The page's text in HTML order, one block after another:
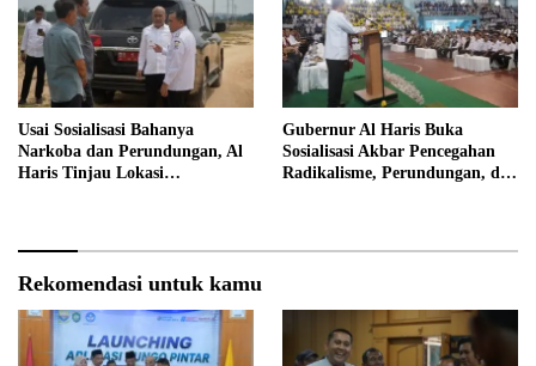
Usai Sosialisasi Bahanya
Narkoba dan Perundungan, Al
Haris Tinjau Lokasi
Gubernur Al Haris Buka
Sosialisasi Akbar Pencegahan
Radikalisme, Perundungan, dan
Rekomendasi untuk kamu